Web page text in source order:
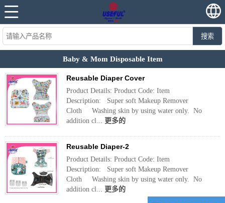
搜索
Baby & Mom Disposable Item
Reusable Diaper Cover
Product Details: Product Code: Item
Description: Super soft Makeup Remover
Cloth Washing skin by using water only. No
addition cl... 更多的
Reusable Diaper-2
Product Details: Product Code: Item
Description: Super soft Makeup Remover
Cloth Washing skin by using water only. No
addition cl... 更多的